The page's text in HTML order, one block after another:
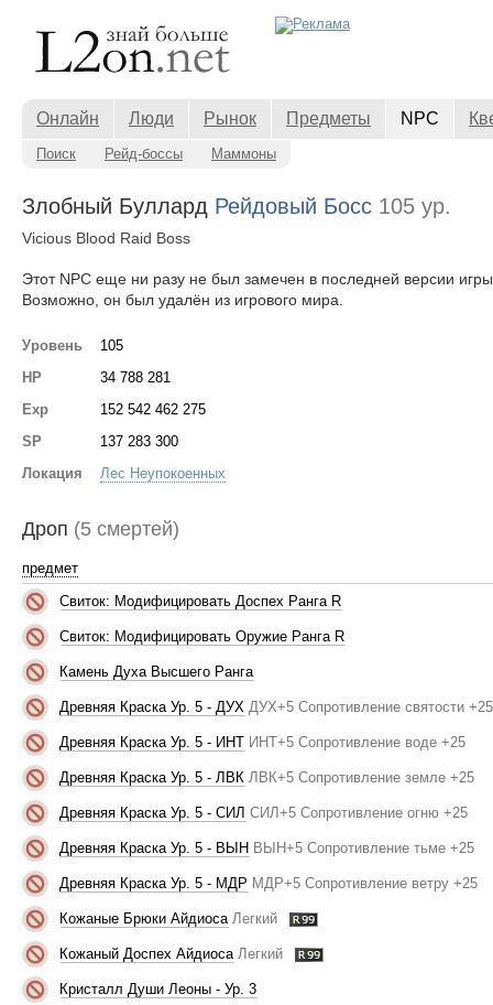
Онлайн Люди Рынок Предметы NPC
Поиск Рейд-боссы Маммоны
Злобный Буллард Рейдовый Босс 105 ур.
Vicious Blood Raid Boss
Этот NPC еще ни разу не был замечен в последней версии
Возможно, он был удалён из игрового мира.
Уровень
105
HP
34 788 281
Exp
152 542 462 275
SP
137 283 300
Локация
Лес Неупокоенных
Дроп (5 смертей)
предмет
Свиток: Модифицировать Доспех Ранга R
Свиток: Модифицировать Оружие Ранга R
Камень Духа Высшего Ранга
Древняя Краска Ур. 5 - ДУХ ДУХ+5 Сопротивление святости +25
Древняя Краска Ур. 5 - ИНТ ИНТ+5 Сопротивление воде +25
Древняя Краска Ур. 5 - ЛВК ЛВК+5 Сопротивление земле +25
Древняя Краска Ур. 5 - СИЛ СИЛ+5 Сопротивление огню +25
Древняя Краска Ур. 5 - ВЫН ВЫН+5 Сопротивление тьме +25
Древняя Краска Ур. 5 - МДР МДР+5 Сопротивление ветру +25
Кожаные Брюки Айдиоса Легкий
Кожаный Доспех Айдиоса Легкий
Кристалл Души Леоны - Ур. 3